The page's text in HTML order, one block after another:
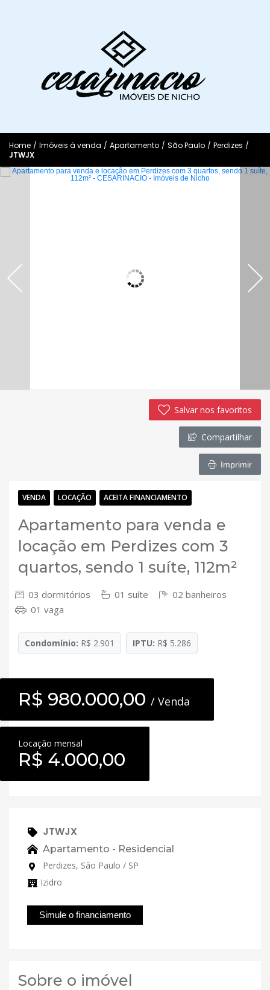
Home / Imóveis à venda / Apartamento / São Paulo / Perdizes /
JTWJX
Salvar nos favoritos
Compartilhar
Imprimir
VENDA LOCAÇÃO ACEITA FINANCIAMENTO
Apartamento para venda e
locação em Perdizes com 3
quartos, sendo 1 suíte, 112m²
03 dormitórios 01 suíte
02 banheiros
01 vaga
Condomínio: R$ 2.901 IPTU: R$ 5.286
R$ 980.000,00 / Venda
Locação mensal
R$ 4.000,00
JTWJX
Apartamento - Residencial
Perdizes, São Paulo / SP
Izidro
Simule o financiamento
Sobre o imóvel